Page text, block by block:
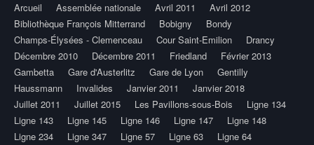
Arcueil
Assemblée nationale Avril 2011
Avril 2012
Bibliothèque François Mitterrand
Bobigny
Bondy
Champs-Élysées - Clemenceau
Cour Saint-Emilion
Drancy
Décembre 2010
Décembre 2011 Friedland
Février 2013
Gambetta
Gare d'Austerlitz Gare de Lyon
Gentilly
Haussmann
Invalides Janvier 2011
Janvier 2018
Juillet 2011
Juillet 2015 Les Pavillons-sous-Bois
Ligne 134
Ligne 143
Ligne 145 Ligne 146 Ligne 147
Ligne 148
Ligne 234
Ligne 347 Ligne 57 Ligne 63
Ligne 64